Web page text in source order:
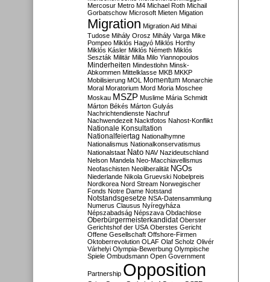
Mercosur Metro M4 Michael Roth Michail
Gorbatschow Microsoft Mieten Migation
Migration Migration Aid Mihai
Tudose Mihály Orosz Mihály Varga Mike
Pompeo Miklós Hagyó Miklós Horthy
Miklós Kásler Miklós Németh Miklós
Seszták Militär Milla Milo Yiannopoulos
Minderheiten Mindestlohn Minsk-
Abkommen Mittelklasse MKB MKKP
Mobilisierung MOL Momentum Monarchie
Moral Moratorium Mord Moria Moschee
Moskau MSZP Muslime Mária Schmidt
Márton Békés Márton Gulyás
Nachrichtendienste Nachruf
Nachwendezeit Nacktfotos Nahost-Konflikt
Nationale Konsultation
Nationalfeiertag Nationalhymne
Nationalismus Nationalkonservatismus
Nationalstaat Nato NAV Nazideutschland
Nelson Mandela Neo-Macchiavellismus
Neofaschisten Neoliberalität NGOs
Niederlande Nikola Gruevski Nobelpreis
Nordkorea Nord Stream Norwegischer
Fonds Notre Dame Notstand
Notstandsgesetze NSA-Datensammlung
Numerus Clausus Nyíregyháza
Népszabadság Népszava Obdachlose
Oberbürgermeisterkandidat Oberster
Gerichtshof der USA Oberstes Gericht
Offene Gesellschaft Offshore-Firmen
Oktoberrevolution OLAF Olaf Scholz Olivér
Várhelyi Olympia-Bewerbung Olympische
Spiele Ombudsmann Open Government
Partnership Opposition